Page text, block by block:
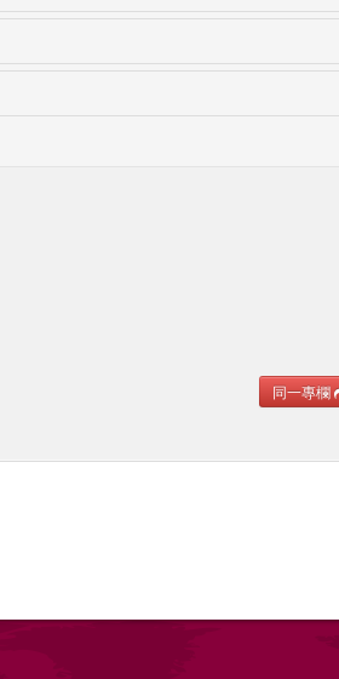
同一專欄